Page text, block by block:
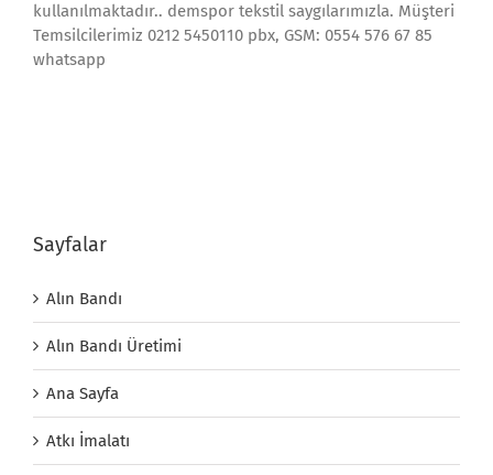
kullanılmaktadır.. demspor tekstil saygılarımızla. Müşteri
Temsilcilerimiz 0212 5450110 pbx, GSM: 0554 576 67 85
whatsapp
Sayfalar
Alın Bandı
Alın Bandı Üretimi
Ana Sayfa
Atkı İmalatı